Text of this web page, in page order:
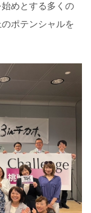
めとする多くの
ポテンシャルを